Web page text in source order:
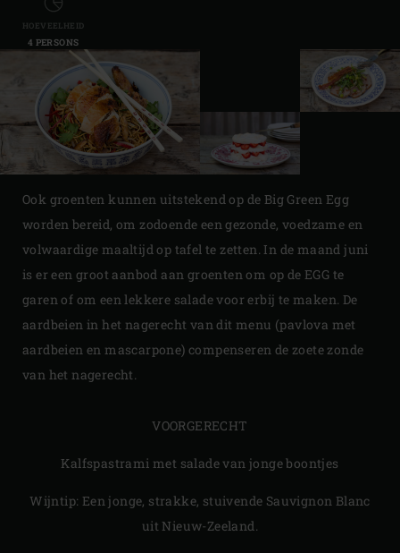
HOEVEELHEID
4 PERSONS
Ook groenten kunnen uitstekend op de Big Green Egg
worden bereid, om zodoende een gezonde, voedzame en
volwaardige maaltijd op tafel te zetten. In de maand juni
is er een groot aanbod aan groenten om op de EGG te
garen of om een lekkere salade voor erbij te maken. De
aardbeien in het nagerecht van dit menu (pavlova met
aardbeien en mascarpone) compenseren de zoete zonde
van het nagerecht.
VOORGERECHT
Kalfspastrami met salade van jonge boontjes
Wijntip: Een jonge, strakke, stuivende Sauvignon Blanc
uit Nieuw-Zeeland.